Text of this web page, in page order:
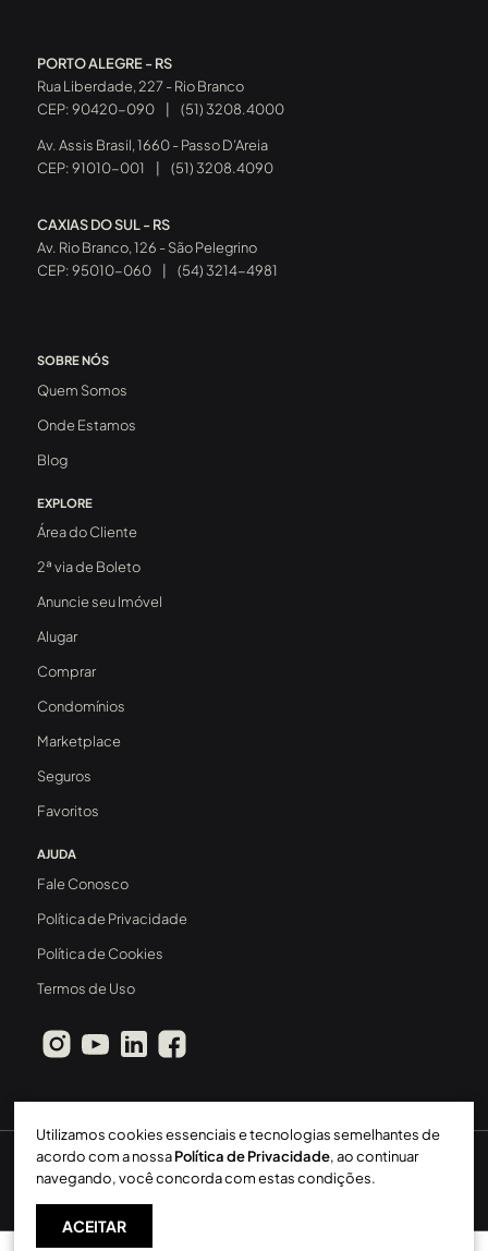
PORTO ALEGRE - RS
Rua Liberdade, 227 - Rio Branco
CEP: 90420-090
(51) 3208.4000
Av. Assis Brasil, 1660 - Passo D’Areia
CEP: 91010-001
(51) 3208.4090
CAXIAS DO SUL - RS
Av. Rio Branco, 126 - São Pelegrino
CEP: 95010-060
(54) 3214-4981
SOBRE NÓS
Quem Somos
Onde Estamos
Blog
EXPLORE
Área do Cliente
2ª via de Boleto
Anuncie seu Imóvel
Alugar
Comprar
Condomínios
Marketplace
Seguros
Favoritos
AJUDA
Fale Conosco
Política de Privacidade
Política de Cookies
Termos de Uso
Sperinde Gestão Imobiliária LTDA CRECI: 411J
Todos os direitos reservados
Utilizamos cookies essenciais e tecnologias semelhantes de
acordo com a nossaPolítica de Privacidade, ao continuar
navegando, você concorda com estas condições.
ACEITAR